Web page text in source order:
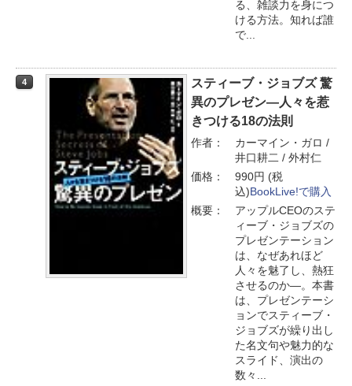
る、雑談力を身につ
ける方法。知れば誰
で...
4
スティーブ・ジョブズ 驚
異のプレゼン―人々を惹
きつける18の法則
作者：
カーマイン・ガロ /
井口耕二 / 外村仁
価格：
990円 (税
込)BookLive!で購入
概要：
アップルCEOのステ
ィーブ・ジョブズの
プレゼンテーション
は、なぜあれほど
人々を魅了し、熱狂
させるのか―。本書
は、プレゼンテーシ
ョンでスティーブ・
ジョブズが繰り出し
た名文句や魅力的な
スライド、演出の
数々...